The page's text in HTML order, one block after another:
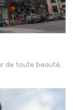
de toute beauté,